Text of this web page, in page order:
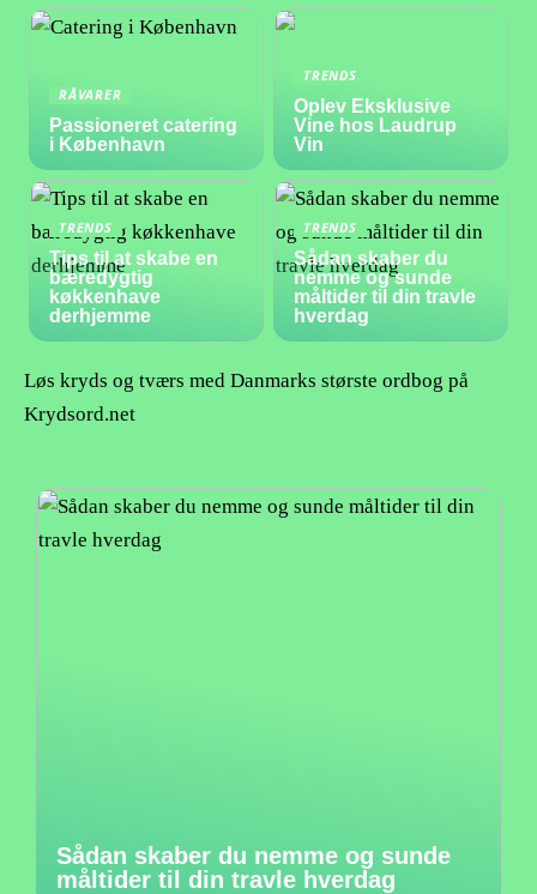
RÅVARER
Passioneret catering
i København
TRENDS
Oplev Eksklusive
Vine hos Laudrup
Vin
TRENDS
Tips til at skabe en
bæredygtig
køkkenhave
derhjemme
TRENDS
Sådan skaber du
nemme og sunde
måltider til din travle
hverdag
Løs kryds og tværs med Danmarks største ordbog på
Krydsord.net
Sådan skaber du nemme og sunde
måltider til din travle hverdag